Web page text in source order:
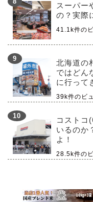
スーパー
の？実際
41.1k件の
北海道の
ではどん
に行って
39k件のビ
コストコ
いるのか
よ！
28.5k件の